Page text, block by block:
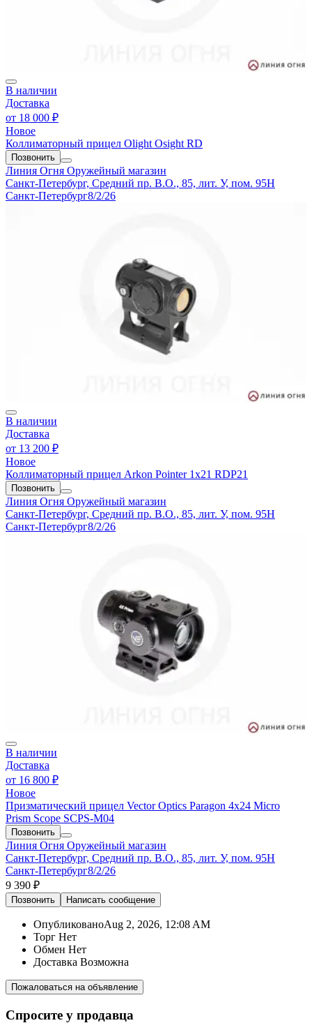
В наличии
Доставка
от 18 000 ₽
Новое
Коллиматорный прицел Olight Osight RD
Позвонить
Линия Огня Оружейный магазин
Санкт-Петербург, Средний пр. В.О., 85, лит. У, пом. 95Н
Санкт-Петербург8/2/26
В наличии
Доставка
от 13 200 ₽
Новое
Коллиматорный прицел Arkon Pointer 1x21 RDP21
Позвонить
Линия Огня Оружейный магазин
Санкт-Петербург, Средний пр. В.О., 85, лит. У, пом. 95Н
Санкт-Петербург8/2/26
В наличии
Доставка
от 16 800 ₽
Новое
Призматический прицел Vector Optics Paragon 4x24 Micro
Prism Scope SCPS-M04
Позвонить
Линия Огня Оружейный магазин
Санкт-Петербург, Средний пр. В.О., 85, лит. У, пом. 95Н
Санкт-Петербург8/2/26
9 390 ₽
Позвонить Написать сообщение
ОпубликованоAug 2, 2026, 12:08 AM
Торг Нет
Обмен Нет
Доставка Возможна
Пожаловаться на объявление
Спросите у продавца